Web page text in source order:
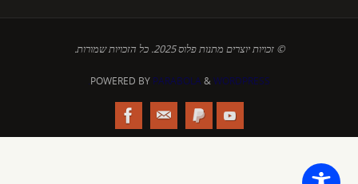
© זכויות יוצרים מתנות פלוס 2025. כל הזכויות שמורות.
POWERED BY PARABOLA&WORDPRESS.